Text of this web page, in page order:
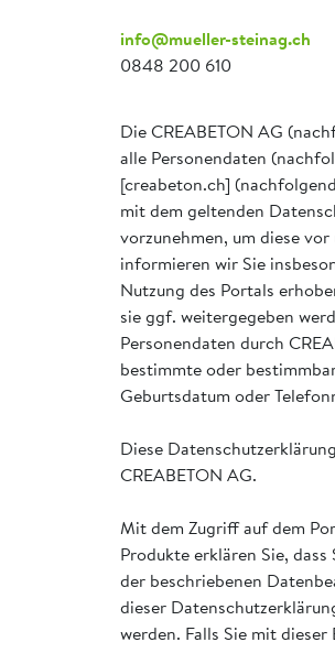
info@mueller-steinag.ch
0848 200 610
Die CREABETON AG
alle Personendaten
[creabeton.ch]
mit dem geltenden
vorzunehmen, um diese
informieren wir Sie
Nutzung des Portals
sie ggf. weitergegeben
Personendaten durch
bestimmte oder
Geburtsdatum oder
Diese
CREABETON AG.
Mit dem Zugriff auf dem
Produkte erklären Sie,
der beschriebenen
dieser
werden. Falls Sie mit